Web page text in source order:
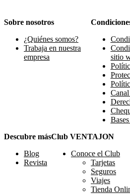
Sobre nosotros
¿Quiénes somos?
Trabaja en nuestra
empresa
sitio
Descubre más
Blog
Revista
Club VENTAJON
Conoce el Club
Tarjetas
Seguros
Viajes
Tienda